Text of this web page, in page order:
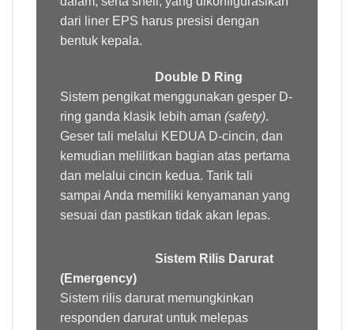
dari liner EPS harus presisi dengan
bentuk kepala.
Double D Ring
Sistem pengikat menggunakan gesper D-
ring ganda klasik lebih aman (safety).
Geser tali melalui KEDUA D-cincin, dan
kemudian melilitkan bagian atas pertama
dan melalui cincin kedua. Tarik tali
sampai Anda memiliki kenyamanan yang
sesuai dan pastikan tidak akan lepas.
Sistem Rilis Darurat
(Emergency)
Sistem rilis darurat memungkinkan
responden darurat untuk melepas